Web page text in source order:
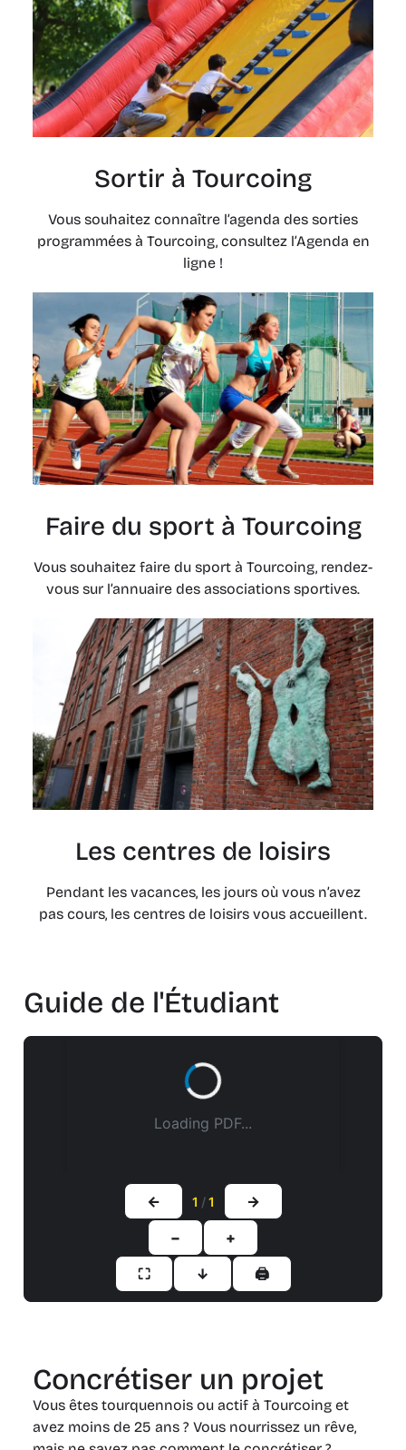
Sortir à Tourcoing
Vous souhaitez connaître l’agenda des sorties
programmées à Tourcoing, consultez l’Agenda en
ligne !
Faire du sport à Tourcoing
Vous souhaitez faire du sport à Tourcoing, rendez-
vous sur l’annuaire des associations sportives.
Les centres de loisirs
Pendant les vacances, les jours où vous n’avez
pas cours, les centres de loisirs vous accueillent.
Guide de l'Étudiant
Loading PDF...
− +
← 1 / 1 →
⛶ ↓ 🖨
Concrétiser un projet
Vous êtes tourquennois ou actif à Tourcoing et
avez moins de 25 ans ? Vous nourrissez un rêve,